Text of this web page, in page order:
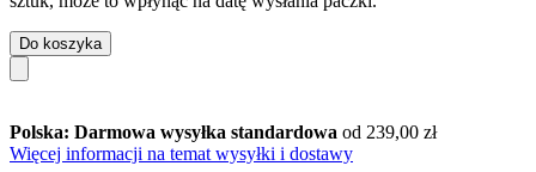
Do koszyka
Polska: Darmowa wysyłka standardowa od 239,00 zł
Więcej informacji na temat wysyłki i dostawy